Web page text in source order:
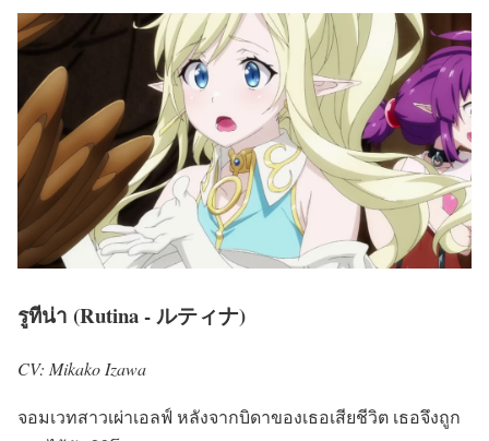
รูทีน่า (Rutina - ルティナ)
CV: Mikako Izawa
จอมเวทสาวเผ่าเอลฟ์ หลังจากบิดาของเธอเสียชีวิต เธอจึงถูก